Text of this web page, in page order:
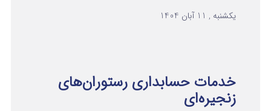
یکشنبه , 11 آبان 1404
خدمات حسابداری رستوران‌های
زنجیره‌ای